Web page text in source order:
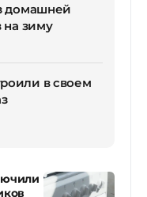
домашней
на зиму
в своем